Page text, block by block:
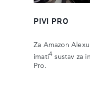
PIVI PRO
Za Amazon
imati4 sustav za
Pro.